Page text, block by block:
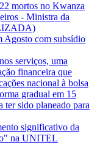
mortos no Kwanza
- Ministra da
Agosto com subsídio
serviços, uma
financeira que
nacional à bolsa
gradual em 15
ter sido planeado para
significativo da
na UNITEL